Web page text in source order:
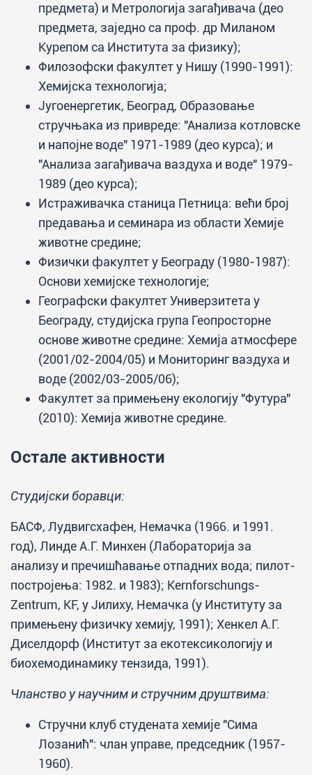
предмета) и Метрологија загађивача (део
предмета, заједно са проф. др Миланом
Курепом са Института за физику);
Филозофски факултет у Нишу (1990-1991):
Хемијска технологија;
Југоенергетик, Београд, Образовање
стручњака из привреде: "Анализа котловске
и напојне воде" 1971-1989 (део курса); и
"Анализа загађивача ваздуха и воде" 1979-
1989 (део курса);
Истраживачка станица Петница: већи број
предавања и семинара из области Хемије
животне средине;
Физички факултет у Београду (1980-1987):
Основи хемијске технологије;
Географски факултет Универзитета у
Београду, студијска група Геопросторне
основе животне средине: Хемија атмосфере
(2001/02-2004/05) и Мониторинг ваздуха и
воде (2002/03-2005/06);
Факултет за примењену екологију "Футура"
(2010): Хемија животне средине.
Остале активности
Студијски боравци:
БАСФ, Лудвигсхафен, Немачка (1966. и 1991.
год), Линде А.Г. Минхен (Лабораторија за
анализу и пречишћавање отпадних вода; пилот-
постројења: 1982. и 1983); Kernforschungs-
Zentrum, KF, у Јилиху, Немачка (у Институту за
примењену физичку хемију, 1991); Хенкел А.Г.
Диселдорф (Институт за екотексикологију и
биохемодинамику тензида, 1991).
Чланство у научним и стручним друштвима:
Стручни клуб студената хемије "Сима
Лозанић": члан управе, председник (1957-
1960).